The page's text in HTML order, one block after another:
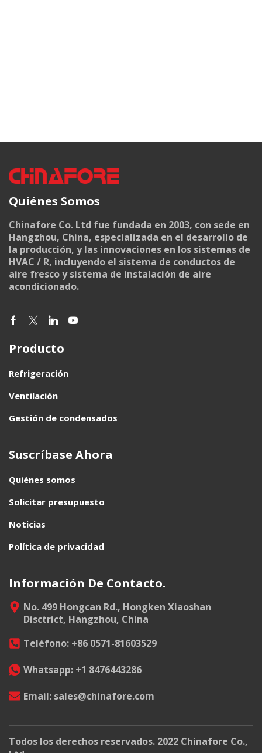
Quiénes Somos
Chinafore Co. Ltd fue fundada en 2003, con sede en
Hangzhou, China, especializada en el desarrollo de
la producción, y las innovaciones en los sistemas de
HVAC / R, incluyendo el sistema de conductos de
aire fresco y sistema de instalación de aire
acondicionado.
Producto
Refrigeración
Ventilación
Gestión de condensados
Suscríbase Ahora
Quiénes somos
Solicitar presupuesto
Noticias
Política de privacidad
Información De Contacto.
No. 499 Hongcan Rd., Hongken Xiaoshan
Disctrict, Hangzhou, China
Teléfono: +86 0571-81603529
Whatsapp: +1 8476443286
Email: sales@chinafore.com
Todos los derechos reservados. 2022 Chinafore Co.,